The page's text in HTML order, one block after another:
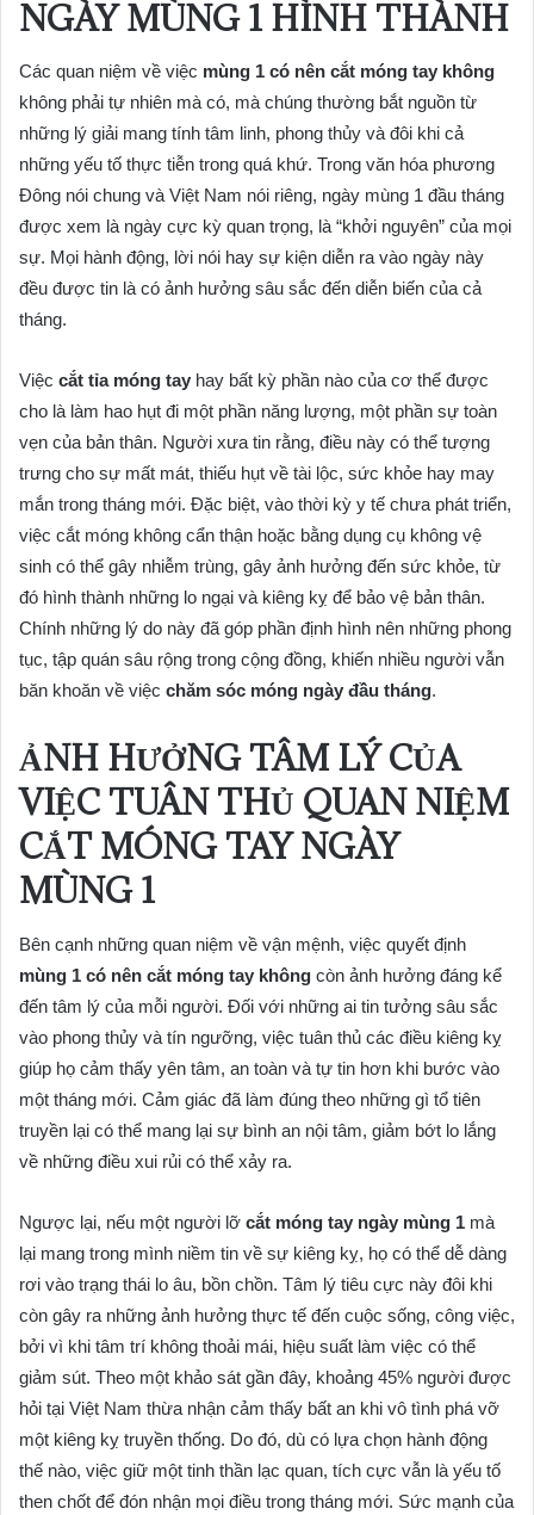
NGÀY MÙNG 1 HÌNH THÀNH
Các quan niệm về việc mùng 1 có nên cắt móng tay không
không phải tự nhiên mà có, mà chúng thường bắt nguồn từ
những lý giải mang tính tâm linh, phong thủy và đôi khi cả
những yếu tố thực tiễn trong quá khứ. Trong văn hóa phương
Đông nói chung và Việt Nam nói riêng, ngày mùng 1 đầu tháng
được xem là ngày cực kỳ quan trọng, là “khởi nguyên” của mọi
sự. Mọi hành động, lời nói hay sự kiện diễn ra vào ngày này
đều được tin là có ảnh hưởng sâu sắc đến diễn biến của cả
tháng.
Việc cắt tỉa móng tay hay bất kỳ phần nào của cơ thể được
cho là làm hao hụt đi một phần năng lượng, một phần sự toàn
vẹn của bản thân. Người xưa tin rằng, điều này có thể tượng
trưng cho sự mất mát, thiếu hụt về tài lộc, sức khỏe hay may
mắn trong tháng mới. Đặc biệt, vào thời kỳ y tế chưa phát triển,
việc cắt móng không cẩn thận hoặc bằng dụng cụ không vệ
sinh có thể gây nhiễm trùng, gây ảnh hưởng đến sức khỏe, từ
đó hình thành những lo ngại và kiêng kỵ để bảo vệ bản thân.
Chính những lý do này đã góp phần định hình nên những phong
tục, tập quán sâu rộng trong cộng đồng, khiến nhiều người vẫn
băn khoăn về việc chăm sóc móng ngày đầu tháng.
ẢNH HƯỞNG TÂM LÝ CỦA
VIỆC TUÂN THỦ QUAN NIỆM
CẮT MÓNG TAY NGÀY
MÙNG 1
Bên cạnh những quan niệm về vận mệnh, việc quyết định
mùng 1 có nên cắt móng tay không còn ảnh hưởng đáng kể
đến tâm lý của mỗi người. Đối với những ai tin tưởng sâu sắc
vào phong thủy và tín ngưỡng, việc tuân thủ các điều kiêng kỵ
giúp họ cảm thấy yên tâm, an toàn và tự tin hơn khi bước vào
một tháng mới. Cảm giác đã làm đúng theo những gì tổ tiên
truyền lại có thể mang lại sự bình an nội tâm, giảm bớt lo lắng
về những điều xui rủi có thể xảy ra.
Ngược lại, nếu một người lỡ cắt móng tay ngày mùng 1 mà
lại mang trong mình niềm tin về sự kiêng kỵ, họ có thể dễ dàng
rơi vào trạng thái lo âu, bồn chồn. Tâm lý tiêu cực này đôi khi
còn gây ra những ảnh hưởng thực tế đến cuộc sống, công việc,
bởi vì khi tâm trí không thoải mái, hiệu suất làm việc có thể
giảm sút. Theo một khảo sát gần đây, khoảng 45% người được
hỏi tại Việt Nam thừa nhận cảm thấy bất an khi vô tình phá vỡ
một kiêng kỵ truyền thống. Do đó, dù có lựa chọn hành động
thế nào, việc giữ một tinh thần lạc quan, tích cực vẫn là yếu tố
then chốt để đón nhận mọi điều trong tháng mới. Sức mạnh của